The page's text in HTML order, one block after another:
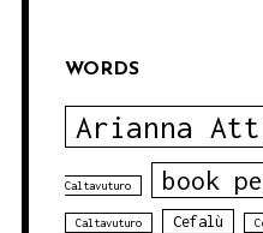
WORDS
Arianna
Caltavuturo book
Caltavuturo Cefalù